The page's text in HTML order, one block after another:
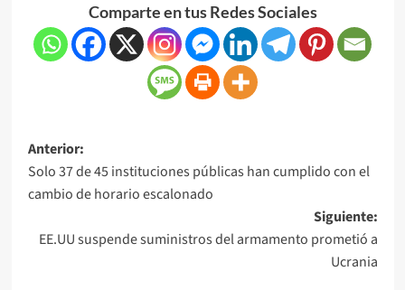
Comparte en tus Redes Sociales
Anterior:
Solo 37 de 45 instituciones públicas han cumplido con el
cambio de horario escalonado
Siguiente:
EE.UU suspende suministros del armamento prometió a
Ucrania